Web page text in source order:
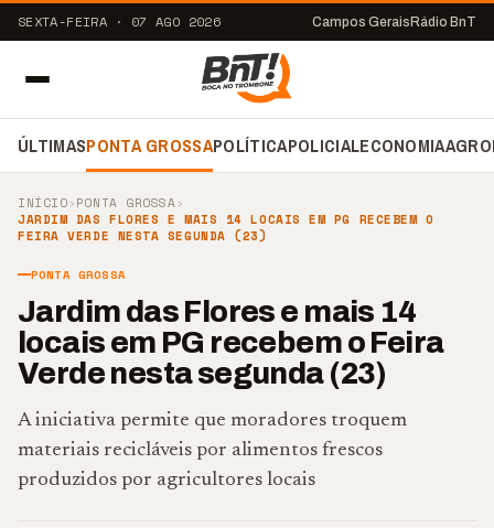
SEXTA-FEIRA · 07 AGO 2026 Campos Gerais Rádio BnT
ÚLTIMASPONTA GROSSAPOLÍTICAPOLICIALECONOMIA
INÍCIO›PONTA GROSSA›
JARDIM DAS FLORES E MAIS 14 LOCAIS EM PG RECEBEM O
FEIRA VERDE NESTA SEGUNDA (23)
PONTA GROSSA
Jardim das Flores e mais 14
locais em PG recebem o Feira
Verde nesta segunda (23)
A iniciativa permite que moradores troquem
materiais recicláveis por alimentos frescos
produzidos por agricultores locais